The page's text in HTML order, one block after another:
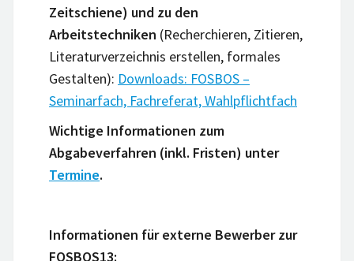
Zeitschiene) und zu den
Arbeitstechniken (Recherchieren, Zitieren,
Literaturverzeichnis erstellen, formales
Gestalten): Downloads: FOSBOS –
Seminarfach, Fachreferat, Wahlpflichtfach
Wichtige Informationen zum
Abgabeverfahren (inkl. Fristen) unter
Termine.
Informationen für externe Bewerber zur
FOSBOS13: